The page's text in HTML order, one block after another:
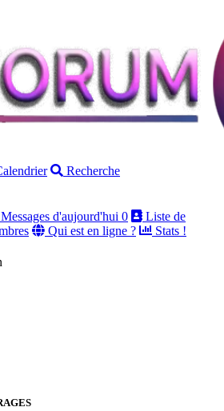
Recherche
Messages d'aujourd'hui 0
Liste de
Qui est en ligne ? Stats !